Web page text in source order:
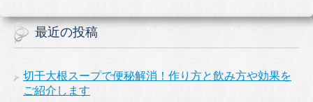
最近の投稿
切干大根スープで便秘解消！作り方と飲み方や効果を
ご紹介します